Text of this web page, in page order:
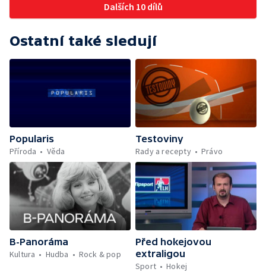
Dalších 10 dílů
Ostatní také sledují
Popularis
Příroda
Věda
Testoviny
Rady a recepty
Právo
B-Panoráma
Kultura
Hudba Rock & pop
Před hokejovou
extraligou
Sport
Hokej